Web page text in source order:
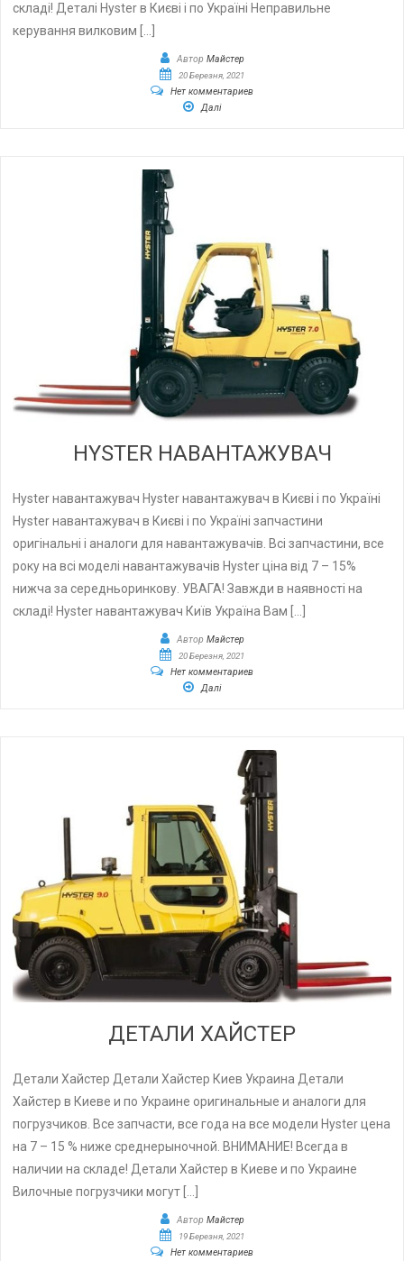
складі! Деталі Hyster в Києві і по Україні Неправильне
керування вилковим […]
Автор Майстер
20 Березня, 2021
Нет комментариев
Далі
HYSTER НАВАНТАЖУВАЧ
Hyster навантажувач Hyster навантажувач в Києві і по Україні
Hyster навантажувач в Києві і по Україні запчастини
оригінальні і аналоги для навантажувачів. Всі запчастини, все
року на всі моделі навантажувачів Hyster ціна від 7 – 15%
нижча за середньоринкову. УВАГА! Завжди в наявності на
складі! Hyster навантажувач Київ Україна Вам […]
Автор Майстер
20 Березня, 2021
Нет комментариев
Далі
ДЕТАЛИ ХАЙСТЕР
Детали Хайстер Детали Хайстер Киев Украина Детали
Хайстер в Киеве и по Украине оригинальные и аналоги для
погрузчиков. Все запчасти, все года на все модели Hyster цена
на 7 – 15 % ниже среднерыночной. ВНИМАНИЕ! Всегда в
наличии на складе! Детали Хайстер в Киеве и по Украине
Вилочные погрузчики могут […]
Автор Майстер
19 Березня, 2021
Нет комментариев